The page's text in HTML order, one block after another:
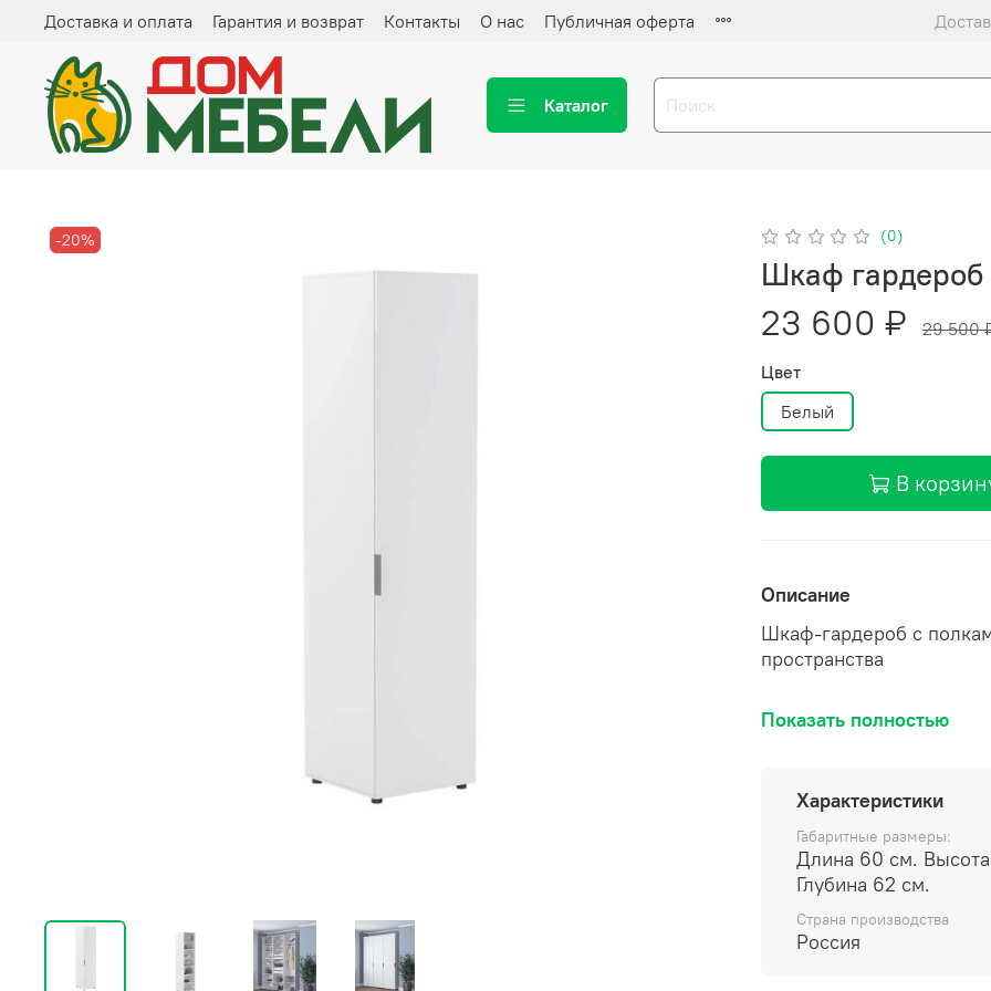
Доставка и оплата Гарантия и возврат Контакты О нас Публичная оферта
Каталог
-20% (0)
Шкаф гардероб
23 600 ₽
29 500
Цвет
Белый
В
Описание
Шкаф-гардероб с
пространства
функциональностью,
пространство,
конструкция и
стабильность
гамма позволяют
Показать полностью
Характеристики
Габаритные размеры:
Длина 60 см.
Глубина 62 см.
Страна производства
Россия